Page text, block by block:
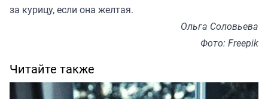
за курицу, если она желтая.
Ольга Соловьева
Фото: Freepik
Читайте также